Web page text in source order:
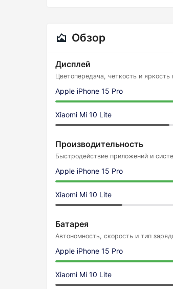
Обзор
Дисплей
Цветопередача, четкость и яркость
Apple iPhone 15 Pro
Xiaomi Mi 10 Lite
Производительность
Быстродействие приложений и
Apple iPhone 15 Pro
Xiaomi Mi 10 Lite
Батарея
Автономность, скорость и тип
Apple iPhone 15 Pro
Xiaomi Mi 10 Lite